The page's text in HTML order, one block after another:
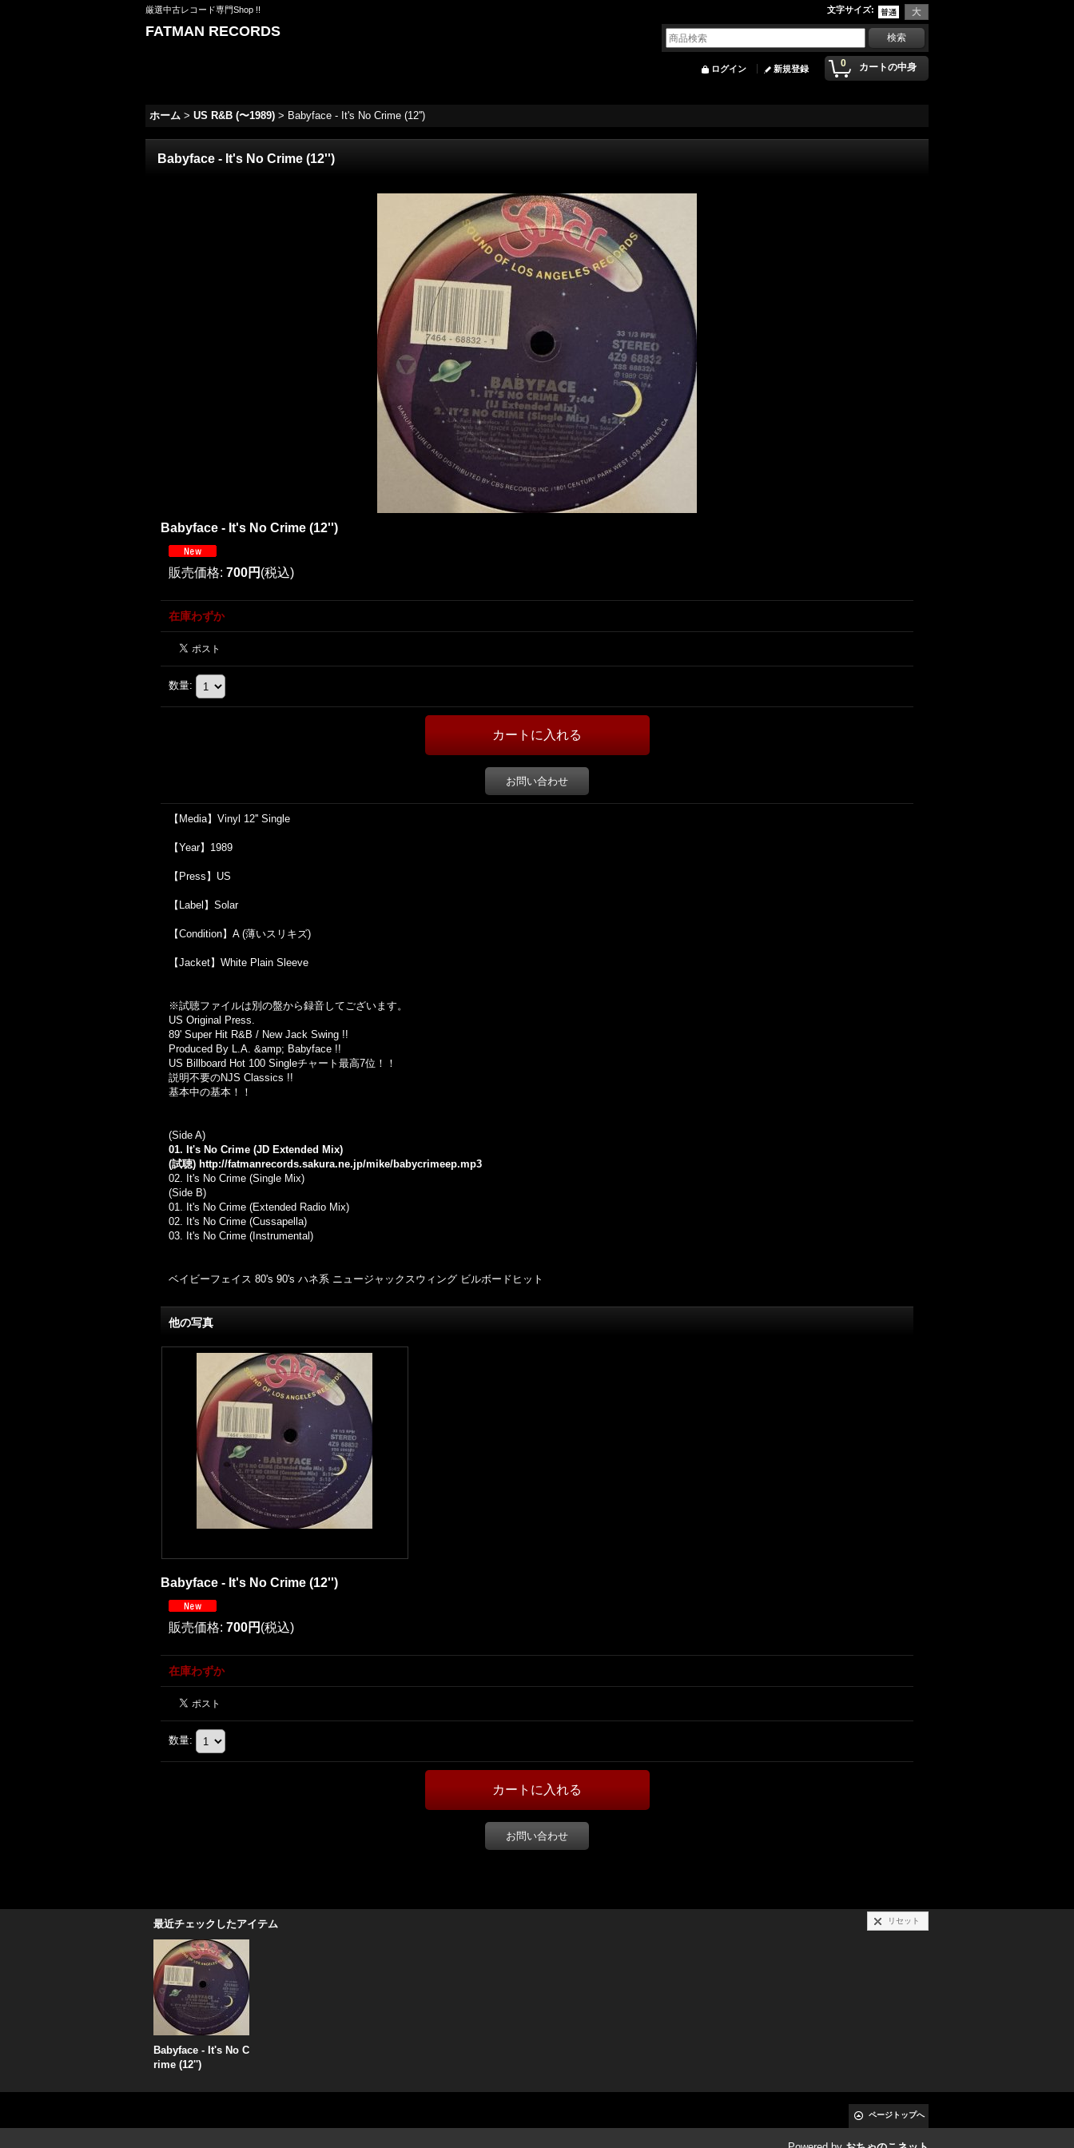
厳選中古レコード専門Shop !! 文字サイズ:
FATMAN RECORDS
0 カートの中身
ログイン 新規登録
ホーム > US R&B (〜1989) > Babyface - It's No Crime (12'')
Babyface - It's No Crime (12'')
Babyface - It's No Crime (12'')
販売価格: 700円 (税込)
在庫わずか
数量:
お問い合わせ
【Media】Vinyl 12'' Single
【Year】1989
【Press】US
【Label】Solar
【Condition】A (薄いスリキズ)
【Jacket】White Plain Sleeve
※試聴ファイルは別の盤から録音してございます。
US Original Press.
89' Super Hit R&B / New Jack Swing !!
Produced By L.A. &amp; Babyface !!
US Billboard Hot 100 Singleチャート最高7位！！
説明不要のNJS Classics !!
基本中の基本！！
(Side A)
01. It's No Crime (JD Extended Mix)
(試聴) http://fatmanrecords.sakura.ne.jp/mike/babycrimeep.mp3
02. It's No Crime (Single Mix)
(Side B)
01. It's No Crime (Extended Radio Mix)
02. It's No Crime (Cussapella)
03. It's No Crime (Instrumental)
ベイビーフェイス 80's 90's ハネ系 ニュージャックスウィング ビルボードヒット
他の写真
Babyface - It's No Crime (12'')
販売価格: 700円 (税込)
在庫わずか
数量:
お問い合わせ
最近チェックしたアイテム リセット
Babyface - It's No C
rime (12'')
ページトップへ